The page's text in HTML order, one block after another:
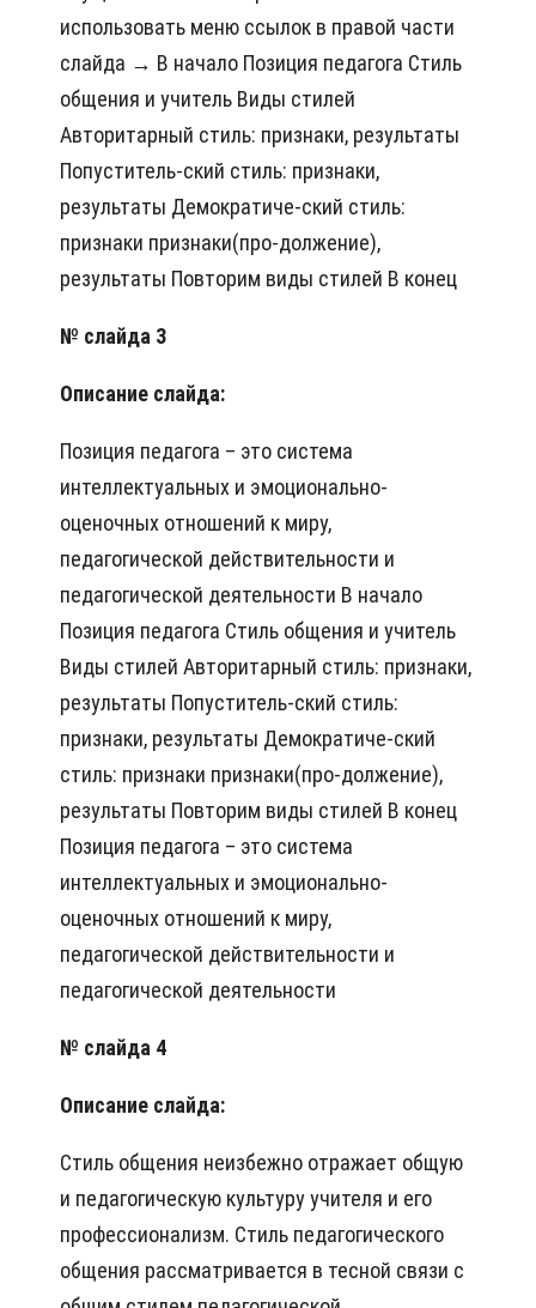
использовать меню ссылок в правой части
слайда → В начало Позиция педагога Стиль
общения и учитель Виды стилей
Авторитарный стиль: признаки, результаты
Попуститель-ский стиль: признаки,
результаты Демократиче-ский стиль:
признаки признаки(про-должение),
результаты Повторим виды стилей В конец
№ слайда 3
Описание слайда:
Позиция педагога – это система
интеллектуальных и эмоционально-
оценочных отношений к миру,
педагогической действительности и
педагогической деятельности В начало
Позиция педагога Стиль общения и учитель
Виды стилей Авторитарный стиль: признаки,
результаты Попуститель-ский стиль:
признаки, результаты Демократиче-ский
стиль: признаки признаки(про-должение),
результаты Повторим виды стилей В конец
Позиция педагога – это система
интеллектуальных и эмоционально-
оценочных отношений к миру,
педагогической действительности и
педагогической деятельности
№ слайда 4
Описание слайда:
Стиль общения неизбежно отражает общую
и педагогическую культуру учителя и его
профессионализм. Стиль педагогического
общения рассматривается в тесной связи с